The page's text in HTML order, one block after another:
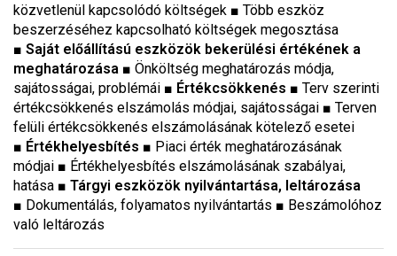
közvetlenül kapcsolódó költségek ■ Több eszköz
beszerzéséhez kapcsolható költségek megosztása
■ Saját előállítású eszközök bekerülési értékének a
meghatározása ■ Önköltség meghatározás módja,
sajátosságai, problémái ■ Értékcsökkenés ■ Terv szerinti
értékcsökkenés elszámolás módjai, sajátosságai ■ Terven
felüli értékcsökkenés elszámolásának kötelező esetei
■ Értékhelyesbítés ■ Piaci érték meghatározásának
módjai ■ Értékhelyesbítés elszámolásának szabályai,
hatása ■ Tárgyi eszközök nyilvántartása, leltározása
■ Dokumentálás, folyamatos nyilvántartás ■ Beszámolóhoz
való leltározás